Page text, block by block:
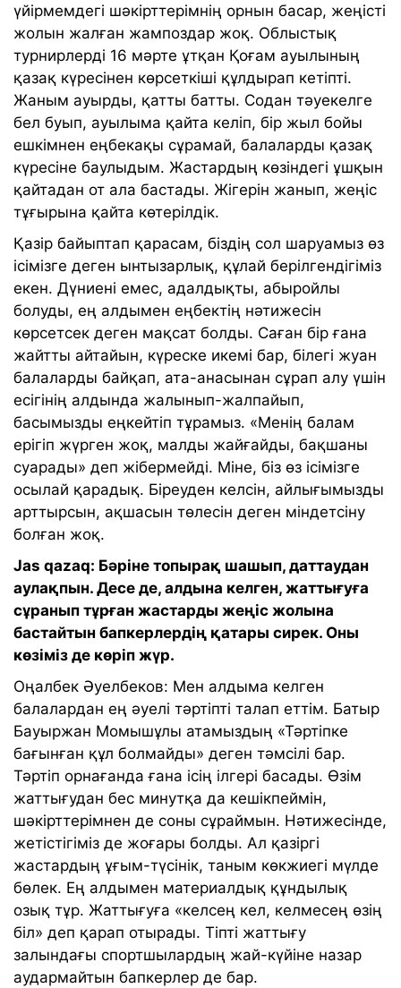
үйірмемдегі шәкірттерімнің орнын басар, жеңісті
жолын жалған жампоздар жоқ. Облыстық
турнирлерді 16 мәрте ұтқан Қоғам ауылының
қазақ күресінен көрсеткіші құлдырап кетіпті.
Жаным ауырды, қатты батты. Содан тәуекелге
бел буып, ауылыма қайта келіп, бір жыл бойы
ешкімнен еңбекақы сұрамай, балаларды қазақ
күресіне баулыдым. Жастардың көзіндегі ұшқын
қайтадан от ала бастады. Жігерін жанып, жеңіс
тұғырына қайта көтерілдік.
Қазір байыптап қарасам, біздің сол шаруамыз өз
ісімізге деген ынтызарлық, құлай берілгендігіміз
екен. Дүниені емес, адалдықты, абыройлы
болуды, ең алдымен еңбектің нәтижесін
көрсетсек деген мақсат болды. Саған бір ғана
жайтты айтайын, күреске икемі бар, білегі жуан
балаларды байқап, ата-анасынан сұрап алу үшін
есігінің алдында жалынып-жалпайып,
басымызды еңкейтіп тұрамыз. «Менің балам
ерігіп жүрген жоқ, малды жайғайды, бақшаны
суарады» деп жібермейді. Міне, біз өз ісімізге
осылай қарадық. Біреуден келсін, айлығымызды
арттырсын, ақшасын төлесін деген міндетсіну
болған жоқ.
Jas qazaq: Бәріне топырақ шашып, даттаудан
аулақпын. Десе де, алдына келген, жаттығуға
сұранып тұрған жастарды жеңіс жолына
бастайтын бапкерлердің қатары сирек. Оны
көзіміз де көріп жүр.
Оңалбек Әуелбеков: Мен алдыма келген
балалардан ең әуелі тәртіпті талап еттім. Батыр
Бауыржан Момышұлы атамыздың «Тәртіпке
бағынған құл болмайды» деген тәмсілі бар.
Тәртіп орнағанда ғана ісің ілгері басады. Өзім
жаттығудан бес минутқа да кешікпеймін,
шәкірттерімнен де соны сұраймын. Нәтижесінде,
жетістігіміз де жоғары болды. Ал қазіргі
жастардың ұғым-түсінік, таным көкжиегі мүлде
бөлек. Ең алдымен материалдық құндылық
озық тұр. Жаттығуға «келсең кел, келмесең өзің
біл» деп қарап отырады. Тіпті жаттығу
залындағы спортшылардың жай-күйіне назар
аудармайтын бапкерлер де бар.